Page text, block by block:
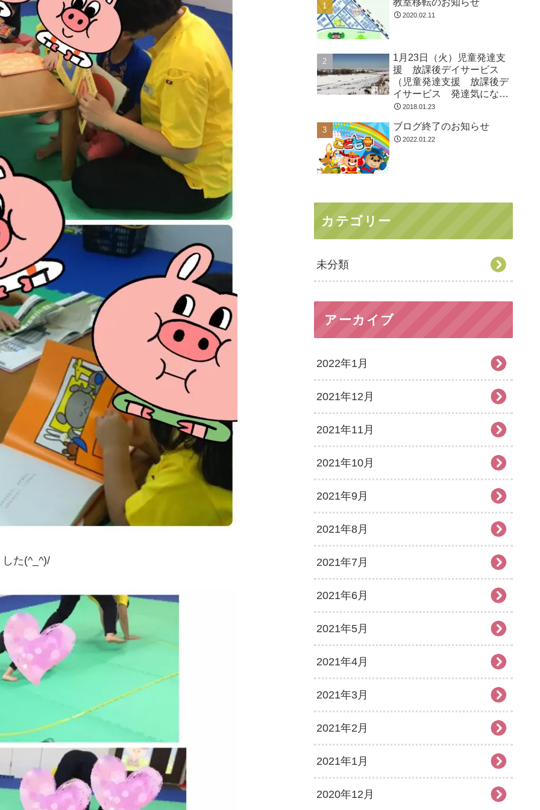
た(^_^)/
教室移転のお知らせ
2020.02.11
1月23日（火）児童発達支
援 放課後デイサービス
（児童発達支援 放課後デ
イサービス 発達気にな
る 放デイ 自閉症 学習
スペルガー症候群
2018.01.23
ブログ終了のお知らせ
2022.01.22
カテゴリー
未分類
アーカイブ
2022年1月
2021年12月
2021年11月
2021年10月
2021年9月
2021年8月
2021年7月
2021年6月
2021年5月
2021年4月
2021年3月
2021年2月
2021年1月
2020年12月